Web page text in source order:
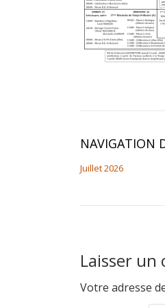
NAVIGATION
Juillet 2026
Laisser
Votre adresse